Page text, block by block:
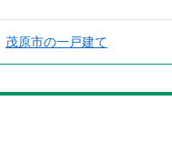
茂原市の一戸建て